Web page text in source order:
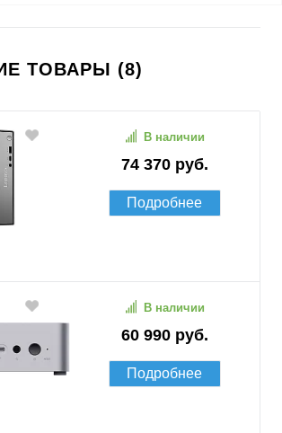
ТОВАРЫ (8)
74 370 руб.
В наличии
Подробнее
60 990 руб.
В наличии
Подробнее